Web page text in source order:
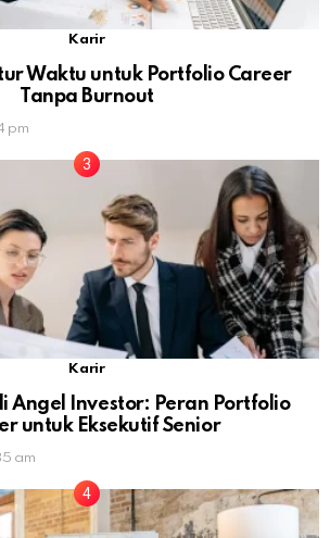
Karir
Waktu untuk Portfolio Career
Tanpa Burnout
pm
Karir
Angel Investor: Peran Portfolio
untuk Eksekutif Senior
am